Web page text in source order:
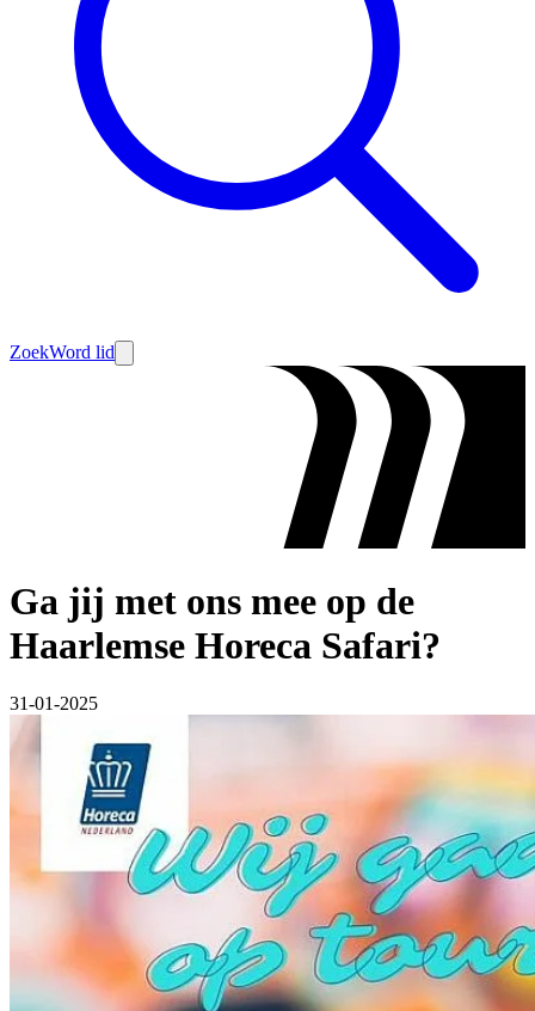
ZoekWord lid
Ga jij met ons mee op de
Haarlemse Horeca Safari?
31-01-2025